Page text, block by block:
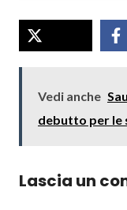
Vedi anche
debutto per le
Lascia un